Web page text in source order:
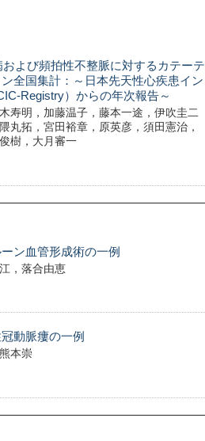
よび頻拍性不整脈に対するカテーテ
全国集計：～日本先天性心疾患イン
Registry）からの年次報告～
寿明，加藤温子，藤本一途，伊吹圭二
丸拓，宮田裕章，原英彦，須田憲治，
樹，大月審一
ン血管形成術の一例
，落合由恵
動脈瘻の一例
本崇